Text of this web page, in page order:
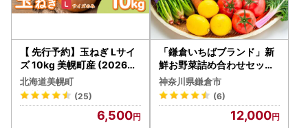
【 先行予約】玉ねぎ Lサイ
ズ 10kg 美幌町産 (2026年
10月以降順次発送) たまね
ぎ AF
北海道美幌町
(25)
6,500
「鎌倉いちばブランド」新
鮮お野菜詰め合わせセット
10～15品 | 野菜 人気 詰合せ
神奈川県鎌倉市
(6)
12,000